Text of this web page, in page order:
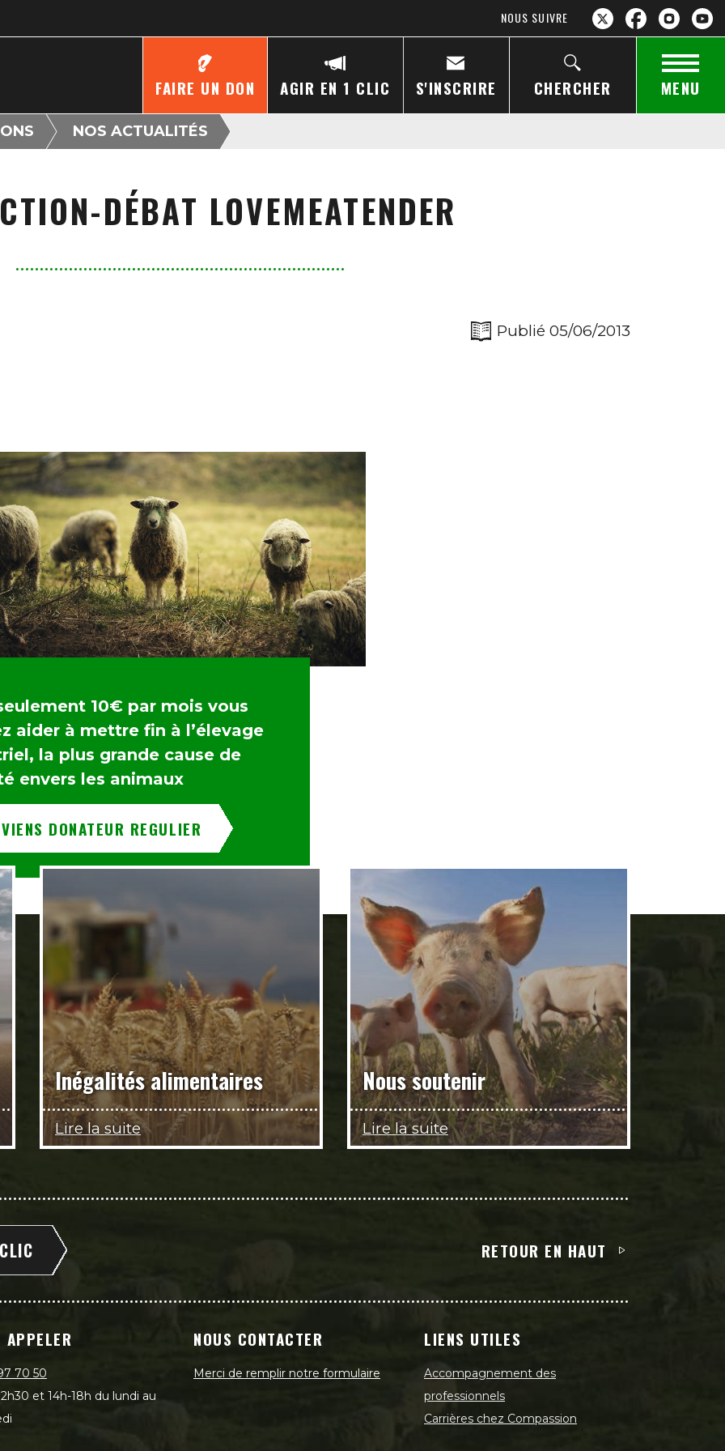
NOUS SUIVRE
FAIRE UN DON AGIR EN 1 CLIC S'INSCRIRE CHERCHER MENU
NOS ACTUALITÉS
DÉBAT LOVEMEATENDER
Publié 05/06/2013
10€ par mois vous
aider à mettre fin à l’élevage
la plus grande cause de
envers les animaux
DONATEUR REGULIER
Inégalités alimentaires
Lire la suite
Nous soutenir
Lire la suite
RETOUR EN HAUT
APPELER
70 50
et 14h-18h du lundi au
NOUS CONTACTER
Merci de remplir notre formulaire
LIENS UTILES
Accompagnement des
professionnels
Carrières chez Compassion